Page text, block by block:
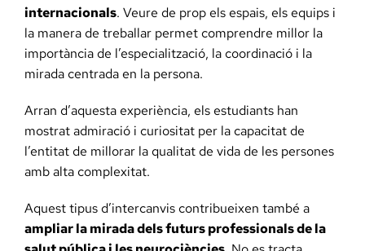
internacionals. Veure de prop els espais, els equips i
la manera de treballar permet comprendre millor la
importància de l’especialització, la coordinació i la
mirada centrada en la persona.
Arran d’aquesta experiència, els estudiants han
mostrat admiració i curiositat per la capacitat de
l’entitat de millorar la qualitat de vida de les persones
amb alta complexitat.
Aquest tipus d’intercanvis contribueixen també a
ampliar la mirada dels futurs professionals de la